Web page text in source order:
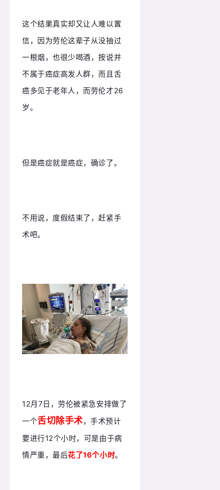
这个结果真实却又让人难以置
信，因为劳伦这辈子从没抽过
一根烟，也很少喝酒，按说并
不属于癌症高发人群，而且舌
癌多见于老年人，而劳伦才26
岁。
但是癌症就是癌症，确诊了。
不用说，度假结束了，赶紧手
术吧。
12月7日，劳伦被紧急安排做了
一个舌切除手术，手术预计
要进行12个小时，可是由于病
情严重，最后花了16个小时。